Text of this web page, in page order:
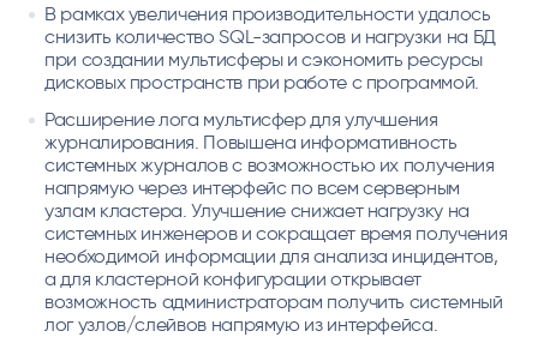
В рамках увеличения производительности удалось
снизить количество SQL-запросов и нагрузки на БД
при создании мультисферы и сэкономить ресурсы
дисковых пространств при работе с программой.
Расширение лога мультисфер для улучшения
журналирования. Повышена информативность
системных журналов с возможностью их получения
напрямую через интерфейс по всем серверным
узлам кластера. Улучшение снижает нагрузку на
системных инженеров и сокращает время получения
необходимой информации для анализа инцидентов,
а для кластерной конфигурации открывает
возможность администраторам получить системный
лог узлов/слейвов напрямую из интерфейса.